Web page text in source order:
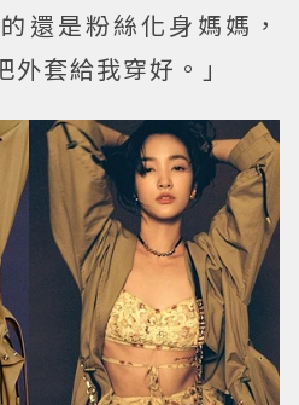
還是粉絲化身媽媽，
套給我穿好。」